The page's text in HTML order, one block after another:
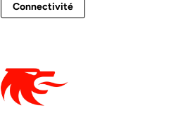
Connectivité